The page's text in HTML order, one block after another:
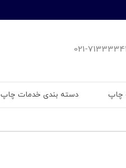
021-
چاپ دسته بندی خدمات چاپ